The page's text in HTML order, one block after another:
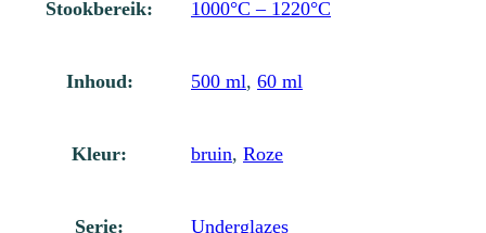
Stookbereik: 1000°C – 1220°C
Inhoud: 500 ml, 60 ml
Kleur: bruin, Roze
Serie: Underglazes